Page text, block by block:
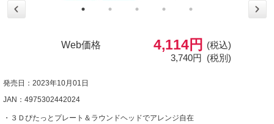
Web価格 4,114円
(税込)
3,740円 (税別)
発売日：2023年10月01日
JAN：4975302442024
・３Ｄぴたっとプレート＆ラウンドヘッドでアレンジ自在